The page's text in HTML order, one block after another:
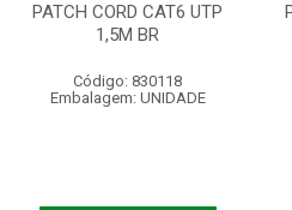
PATCH CORD CAT6 UTP
1,5M BR
Código: 830118
Embalagem: UNIDADE